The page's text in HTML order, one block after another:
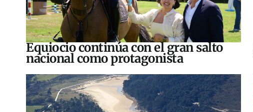
Equiocio continúa con el gran salto
nacional como protagonista